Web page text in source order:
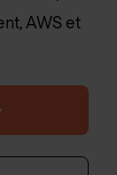
AWS et